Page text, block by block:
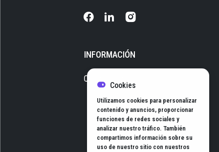
INFORMACIÓN
Quiénes somos
Newsletter
Contacto
Cookies
Utilizamos cookies para personalizar
contenido y anuncios, proporcionar
funciones de redes sociales y
analizar nuestro tráfico. También
compartimos información sobre su
uso de nuestro sitio con nuestros